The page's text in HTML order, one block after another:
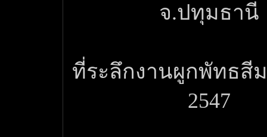
จ.ปทุมธานี
ที่ระลึกงานผูกพัทธสี
2547